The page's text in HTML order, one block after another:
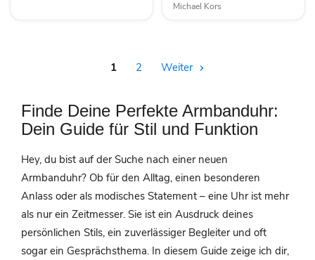
Michael Kors
1 2 Weiter
Finde Deine Perfekte Armbanduhr:
Dein Guide für Stil und Funktion
Hey, du bist auf der Suche nach einer neuen
Armbanduhr? Ob für den Alltag, einen besonderen
Anlass oder als modisches Statement – eine Uhr ist mehr
als nur ein Zeitmesser. Sie ist ein Ausdruck deines
persönlichen Stils, ein zuverlässiger Begleiter und oft
sogar ein Gesprächsthema. In diesem Guide zeige ich dir,